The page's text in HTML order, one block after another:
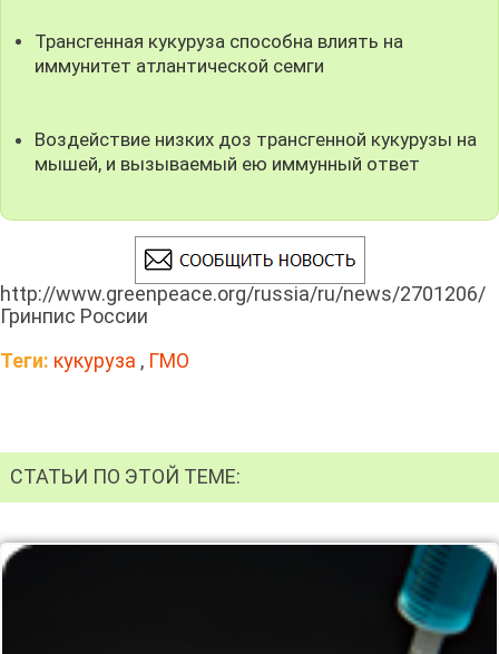
Трансгенная кукуруза способна влиять на
иммунитет атлантической семги
Воздействие низких доз трансгенной кукурузы на
мышей, и вызываемый ею иммунный ответ
http://www.greenpeace.org/russia/ru/news/2701206/
Гринпис России
Теги: кукуруза , ГМО
СТАТЬИ ПО ЭТОЙ ТЕМЕ: